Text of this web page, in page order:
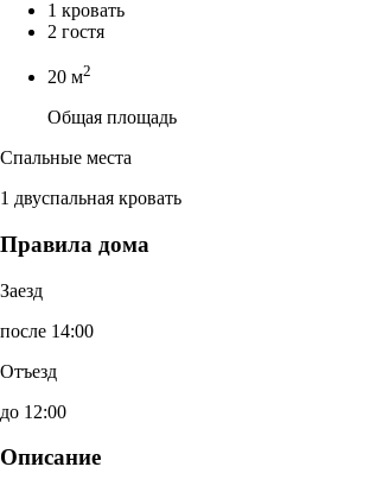
1 кровать
2 гостя
20 м2
Общая площадь
Спальные места
1 двуспальная кровать
Правила дома
Заезд
после 14:00
Отъезд
до 12:00
Описание